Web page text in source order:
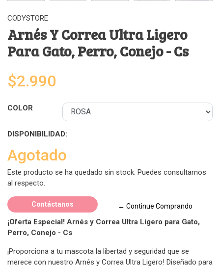
CODYSTORE
Arnés Y Correa Ultra Ligero
Para Gato, Perro, Conejo - Cs
$2.990
COLOR
DISPONIBILIDAD:
Agotado
Este producto se ha quedado sin stock. Puedes consultarnos
al respecto.
Contáctanos ← Continue Comprando
¡Oferta Especial! Arnés y Correa Ultra Ligero para Gato,
Perro, Conejo - Cs
¡Proporciona a tu mascota la libertad y seguridad que se
merece con nuestro Arnés y Correa Ultra Ligero! Diseñado para